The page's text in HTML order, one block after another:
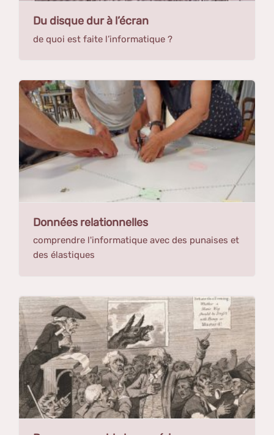
Du disque dur à l’écran
de quoi est faite l’informatique ?
Données relationnelles
comprendre l'informatique avec des punaises et
des élastiques